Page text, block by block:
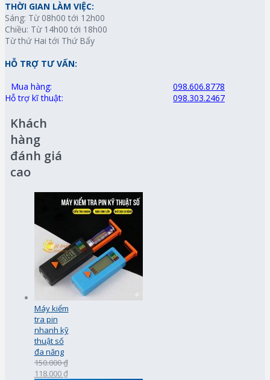
THỜI GIAN LÀM VIỆC:
Sáng: Từ 08h00 tới 12h00
Chiều: Từ 14h00 tới 18h00
Từ thứ Hai tới Thứ Bẩy
HỖ TRỢ TƯ VẤN:
Mua hàng:
098.606.8778
Hỗ trợ kĩ thuật:
098.303.2467
Khách
hàng
đánh giá
cao
Máy kiểm
tra pin
nhanh kỹ
thuật số
đa năng
150.000 ₫
118.000 ₫